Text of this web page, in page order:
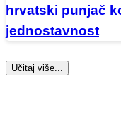
hrvatski punjač
jednostavnost
Učitaj više...